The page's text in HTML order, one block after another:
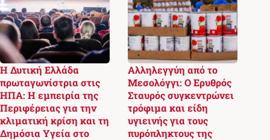
Η Δυτική Ελλάδα
πρωταγωνίστρια στις
ΗΠΑ: Η εμπειρία της
Περιφέρειας για την
κλιματική κρίση και τη
Δημόσια Υγεία στο
Αλληλεγγύη από το
Μεσολόγγι: Ο Ερυθρός
Σταυρός συγκεντρώνει
τρόφιμα και είδη
υγιεινής για τους
πυρόπληκτους της